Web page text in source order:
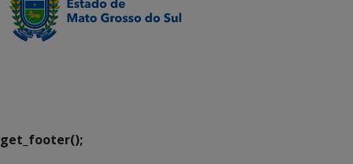
get_footer();